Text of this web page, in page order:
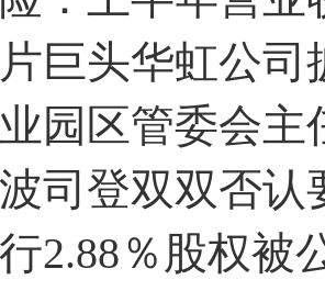
巨头华虹公司
园区管委会主
司登双双否认
2.88％股权被